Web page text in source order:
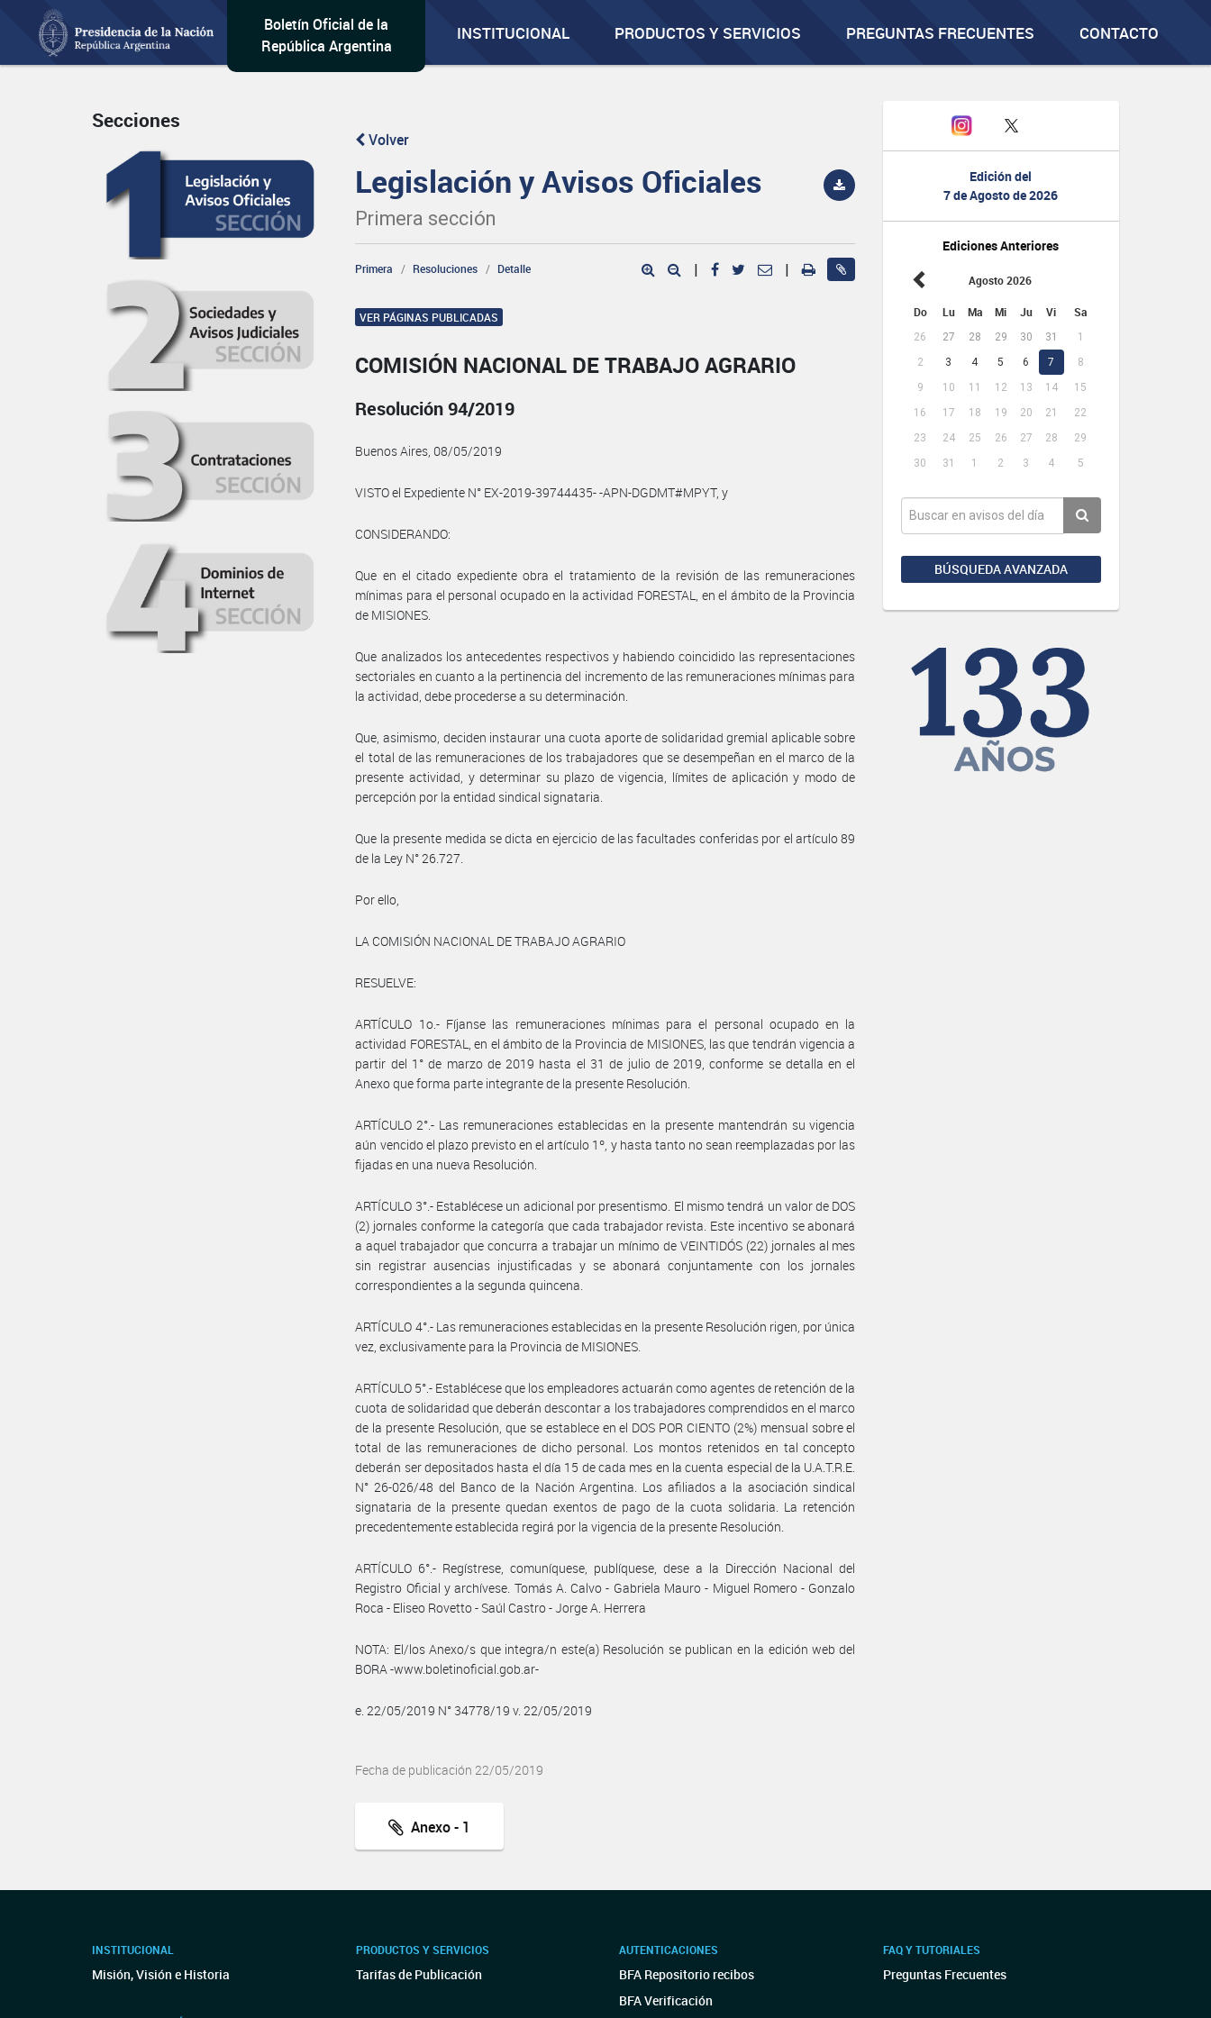
Boletín Oficial de la
República Argentina
INSTITUCIONAL PRODUCTOS Y SERVICIOS PREGUNTAS FRECUENTES CONTACTO
Edición del
7 de Agosto de 2026
Ediciones Anteriores
Agosto 2026
Do Lu Ma Mi Ju Vi Sa
26 27 28 29 30 31
1
2
3 4 5 6 7
8
9
10 11 12 13 14
15
16
17 18 19 20 21
22
23
24 25 26 27 28
29
30
31 1 2 3 4 5
BÚSQUEDA AVANZADA
Secciones
Volver
Legislación y Avisos Oficiales
Primera sección
Primera Resoluciones Detalle | |
VER PÁGINAS PUBLICADAS
COMISIÓN NACIONAL DE TRABAJO AGRARIO
Resolución 94/2019
Buenos Aires, 08/05/2019
VISTO el Expediente N° EX-2019-39744435- -APN-DGDMT#MPYT, y
CONSIDERANDO:
Que en el citado expediente obra el tratamiento de la revisión de las remuneraciones
mínimas para el personal ocupado en la actividad FORESTAL, en el ámbito de la Provincia
de MISIONES.
Que analizados los antecedentes respectivos y habiendo coincidido las representaciones
sectoriales en cuanto a la pertinencia del incremento de las remuneraciones mínimas para
la actividad, debe procederse a su determinación.
Que, asimismo, deciden instaurar una cuota aporte de solidaridad gremial aplicable sobre
el total de las remuneraciones de los trabajadores que se desempeñan en el marco de la
presente actividad, y determinar su plazo de vigencia, límites de aplicación y modo de
percepción por la entidad sindical signataria.
Que la presente medida se dicta en ejercicio de las facultades conferidas por el artículo 89
de la Ley N° 26.727.
Por ello,
LA COMISIÓN NACIONAL DE TRABAJO AGRARIO
RESUELVE:
ARTÍCULO 1o.- Fíjanse las remuneraciones mínimas para el personal ocupado en la
actividad FORESTAL, en el ámbito de la Provincia de MISIONES, las que tendrán vigencia a
partir del 1° de marzo de 2019 hasta el 31 de julio de 2019, conforme se detalla en el
Anexo que forma parte integrante de la presente Resolución.
ARTÍCULO 2°.- Las remuneraciones establecidas en la presente mantendrán su vigencia
aún vencido el plazo previsto en el artículo 1º, y hasta tanto no sean reemplazadas por las
fijadas en una nueva Resolución.
ARTÍCULO 3°.- Establécese un adicional por presentismo. El mismo tendrá un valor de DOS
(2) jornales conforme la categoría que cada trabajador revista. Este incentivo se abonará
a aquel trabajador que concurra a trabajar un mínimo de VEINTIDÓS (22) jornales al mes
sin registrar ausencias injustificadas y se abonará conjuntamente con los jornales
correspondientes a la segunda quincena.
ARTÍCULO 4°.- Las remuneraciones establecidas en la presente Resolución rigen, por única
vez, exclusivamente para la Provincia de MISIONES.
ARTÍCULO 5°.- Establécese que los empleadores actuarán como agentes de retención de la
cuota de solidaridad que deberán descontar a los trabajadores comprendidos en el marco
de la presente Resolución, que se establece en el DOS POR CIENTO (2%) mensual sobre el
total de las remuneraciones de dicho personal. Los montos retenidos en tal concepto
deberán ser depositados hasta el día 15 de cada mes en la cuenta especial de la U.A.T.R.E.
N° 26-026/48 del Banco de la Nación Argentina. Los afiliados a la asociación sindical
signataria de la presente quedan exentos de pago de la cuota solidaria. La retención
precedentemente establecida regirá por la vigencia de la presente Resolución.
ARTÍCULO 6°.- Regístrese, comuníquese, publíquese, dese a la Dirección Nacional del
Registro Oficial y archívese. Tomás A. Calvo - Gabriela Mauro - Miguel Romero - Gonzalo
Roca - Eliseo Rovetto - Saúl Castro - Jorge A. Herrera
NOTA: El/los Anexo/s que integra/n este(a) Resolución se publican en la edición web del
BORA -www.boletinoficial.gob.ar-
e. 22/05/2019 N° 34778/19 v. 22/05/2019
Fecha de publicación 22/05/2019
Anexo - 1
INSTITUCIONAL
Misión, Visión e Historia
PRODUCTOS Y SERVICIOS
Tarifas de Publicación
AUTENTICACIONES
BFA Repositorio recibos
BFA Verificación
FAQ Y TUTORIALES
Preguntas Frecuentes